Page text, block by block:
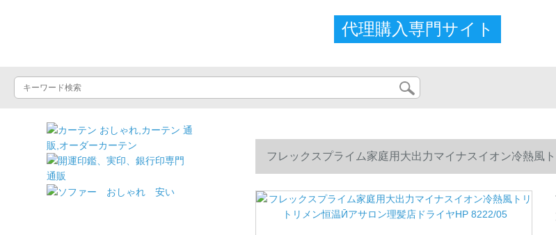
代理購入専門サイト
フレックスプライム家庭用大出力マイナスイオン冷熱風